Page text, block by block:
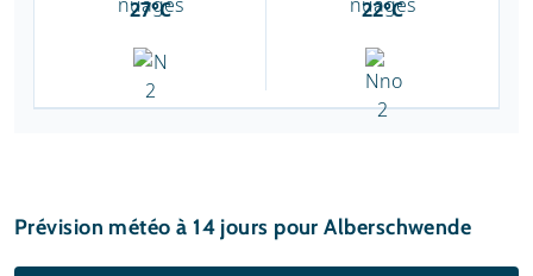
27°C 22°C
Prévision météo à 14 jours pour Alberschwende